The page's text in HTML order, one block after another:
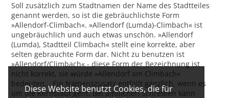
Diese Website benutzt Cookies, die für
Soll zusätzlich zum Stadtnamen der Name des Stadtteiles
genannt werden, so ist die gebräuchlichste Form
»Allendorf-Climbach«. »Allendorf (Lumda)-Climbach« ist
ungebräuchlich und auch etwas unschön. »Allendorf
(Lumda), Stadtteil Climbach« stellt eine korrekte, aber
selten gebrauchte Form dar. Nicht zu benutzen ist
»Allendorf/Climbach« - diese Form der Bezeichnung ist
nicht korrekt, sie würde »Allendorf am Climbach«
bedeuten... Ein Namenszusatz entfällt gänzlich, wenn es
um die Kernstadt geht. Bei amtlichen Schreiben kann